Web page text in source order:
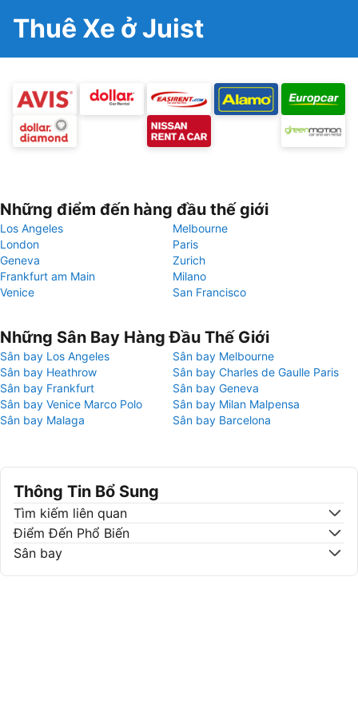
Thuê Xe ở Juist
Những điểm đến hàng đầu thế giới
Los Angeles
Melbourne
London
Paris
Geneva
Zurich
Frankfurt am Main
Milano
Venice
San Francisco
Những Sân Bay Hàng Đầu Thế Giới
Sân bay Los Angeles
Sân bay Melbourne
Sân bay Heathrow
Sân bay Charles de Gaulle Paris
Sân bay Frankfurt
Sân bay Geneva
Sân bay Venice Marco Polo
Sân bay Milan Malpensa
Sân bay Malaga
Sân bay Barcelona
Thông Tin Bổ Sung
Tìm kiếm liên quan
Điểm Đến Phổ Biến
Sân bay